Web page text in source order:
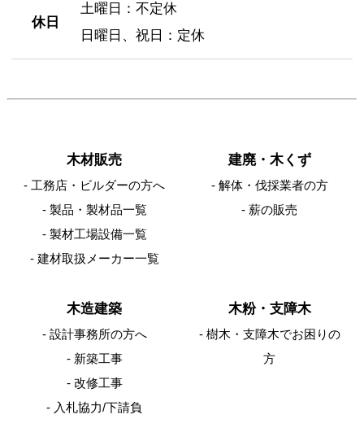
休日
土曜日：不定休
日曜日、祝日：定休
木材販売
工務店・ビルダーの方へ
製品・製材品一覧
製材工場設備一覧
建材取扱メーカー一覧
木造建築
設計事務所の方へ
新築工事
改修工事
入札協力/下請負
建廃・木くず
解体・伐採業者の方
薪の販売
木粉・支障木
樹木・支障木でお困りの
方